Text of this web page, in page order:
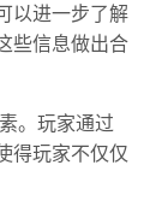
以进一步了解
些信息做出合
。玩家通过
得玩家不仅仅